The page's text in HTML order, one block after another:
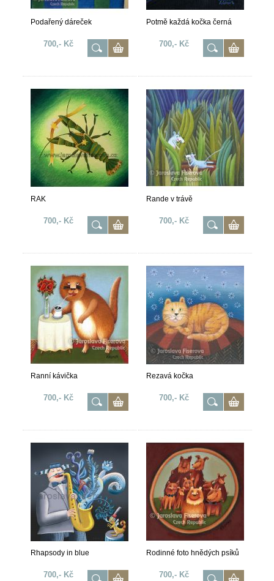
Podařený dáreček
700,- Kč
Potmě každá kočka černá
700,- Kč
RAK
700,- Kč
Rande v trávě
700,- Kč
Ranní kávička
700,- Kč
Rezavá kočka
700,- Kč
Rhapsody in blue
700,- Kč
Rodinné foto hnědých psíků
700,- Kč